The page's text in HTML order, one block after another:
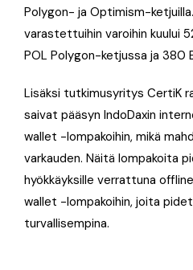
Polygon- ja Optimism-
varastettuihin varoihin kuului
POL Polygon-ketjussa ja 380
Lisäksi tutkimusyritys CertiK
saivat pääsyn IndoDaxin
wallet -lompakoihin, mikä
varkauden. Näitä lompakoita
hyökkäyksille verrattuna
wallet -lompakoihin, joita
turvallisempina.